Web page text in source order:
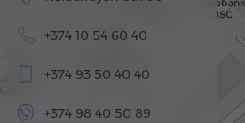
+374 10 54 60 40
+374 93 50 40 40
+374 98 40 50 89